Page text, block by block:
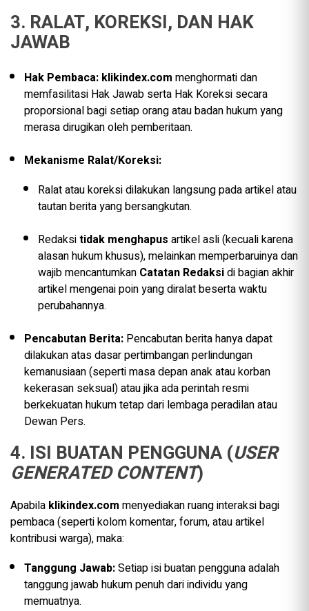
3. RALAT, KOREKSI, DAN HAK
JAWAB
Hak Pembaca: klikindex.com menghormati dan
memfasilitasi Hak Jawab serta Hak Koreksi secara
proporsional bagi setiap orang atau badan hukum yang
merasa dirugikan oleh pemberitaan.
Mekanisme Ralat/Koreksi:
Ralat atau koreksi dilakukan langsung pada artikel atau
tautan berita yang bersangkutan.
Redaksitidak menghapus artikel asli (kecuali karena
alasan hukum khusus), melainkan memperbaruinya dan
wajib mencantumkan Catatan Redaksidi bagian akhir
artikel mengenai poin yang diralat beserta waktu
perubahannya.
Pencabutan Berita: Pencabutan berita hanya dapat
dilakukan atas dasar pertimbangan perlindungan
kemanusiaan (seperti masa depan anak atau korban
kekerasan seksual) atau jika ada perintah resmi
berkekuatan hukum tetap dari lembaga peradilan atau
Dewan Pers.
4. ISI BUATAN PENGGUNA (USER
GENERATED CONTENT)
Apabila klikindex.com menyediakan ruang interaksi bagi
pembaca (seperti kolom komentar, forum, atau artikel
kontribusi warga), maka:
Tanggung Jawab:Setiap isi buatan pengguna adalah
tanggung jawab hukum penuh dari individu yang
memuatnya.